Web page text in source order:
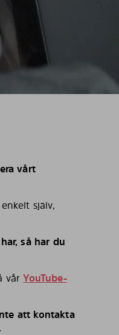
vårt
själv,
så har du
vårYouTube-
att kontakta